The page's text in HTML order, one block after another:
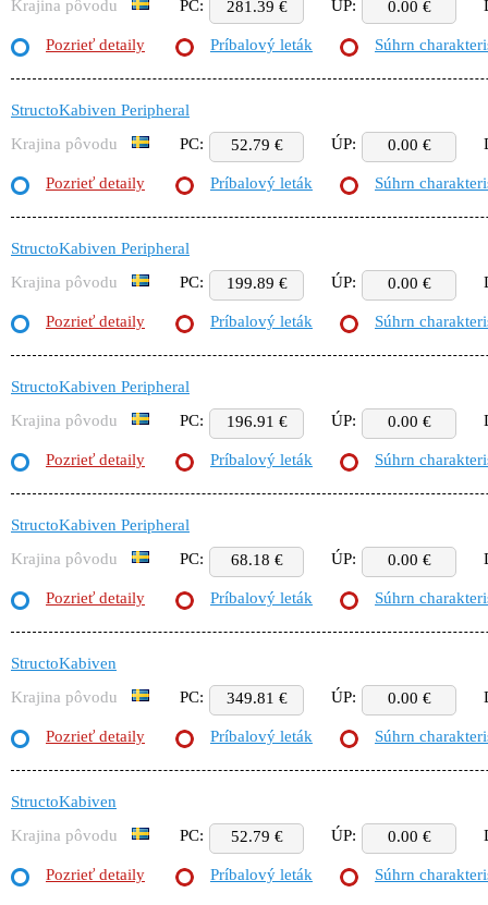
Krajina pôvodu
PC: 281.39 € ÚP: 0.00 €
Pozrieť detaily Príbalový leták Súhrn
StructoKabiven Peripheral
Krajina pôvodu
PC: 52.79 € ÚP: 0.00 €
Pozrieť detaily Príbalový leták Súhrn
StructoKabiven Peripheral
Krajina pôvodu
PC: 199.89 € ÚP: 0.00 €
Pozrieť detaily Príbalový leták Súhrn
StructoKabiven Peripheral
Krajina pôvodu
PC: 196.91 € ÚP: 0.00 €
Pozrieť detaily Príbalový leták Súhrn
StructoKabiven Peripheral
Krajina pôvodu
PC: 68.18 € ÚP: 0.00 €
Pozrieť detaily Príbalový leták Súhrn
StructoKabiven
Krajina pôvodu
PC: 349.81 € ÚP: 0.00 €
Pozrieť detaily Príbalový leták Súhrn
StructoKabiven
Krajina pôvodu
PC: 52.79 € ÚP: 0.00 €
Pozrieť detaily Príbalový leták Súhrn